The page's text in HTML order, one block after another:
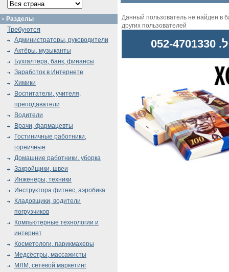
Данный пользователь не найден в
других пользователей
Разделы
Требуются
Администраторы, руководители
Актёры, музыканты
Бухгалтера, банк, финансы
Заработок в Интернете
Химики
Воспитатели, учителя,
преподаватели
Водители
Врачи, фармацевты
Гостиничные работники,
горничные
Домашние работники, уборка
Закройщики, швеи
Инженеры, техники
Инструктора фитнес, аэробика
Кладовщики, водители
погрузчиков
Компьютерные технологии и
интернет
Косметологи, парикмахеры
Медсёстры, массажисты
МЛМ, сетевой маркетинг